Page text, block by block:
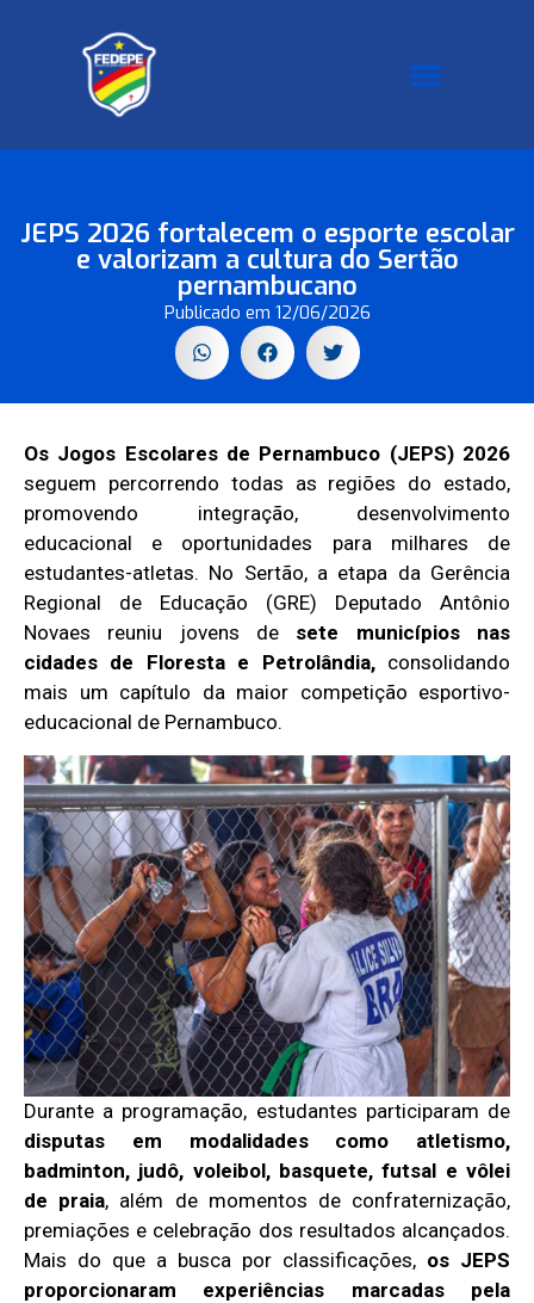
JEPS 2026 fortalecem o esporte escolar
e valorizam a cultura do Sertão
pernambucano
Publicado em 12/06/2026
Os Jogos Escolares de Pernambuco (JEPS) 2026
seguem percorrendo todas as regiões do estado,
promovendo integração, desenvolvimento
educacional e oportunidades para milhares de
estudantes-atletas. No Sertão, a etapa da Gerência
Regional de Educação (GRE) Deputado Antônio
Novaes reuniu jovens de sete municípios nas
cidades de Floresta e Petrolândia,consolidando
mais um capítulo da maior competição esportivo-
educacional de Pernambuco.
Durante a programação, estudantes participaram de
disputas em modalidades como atletismo,
badminton, judô, voleibol, basquete, futsal e vôlei
de praia, além de momentos de confraternização,
premiações e celebração dos resultados alcançados.
Mais do que a busca por classificações, os JEPS
proporcionaram experiências marcadas pela